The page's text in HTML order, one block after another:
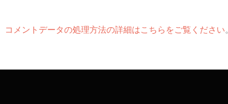
コメントデータの処理方法の詳細はこちらをご覧ください